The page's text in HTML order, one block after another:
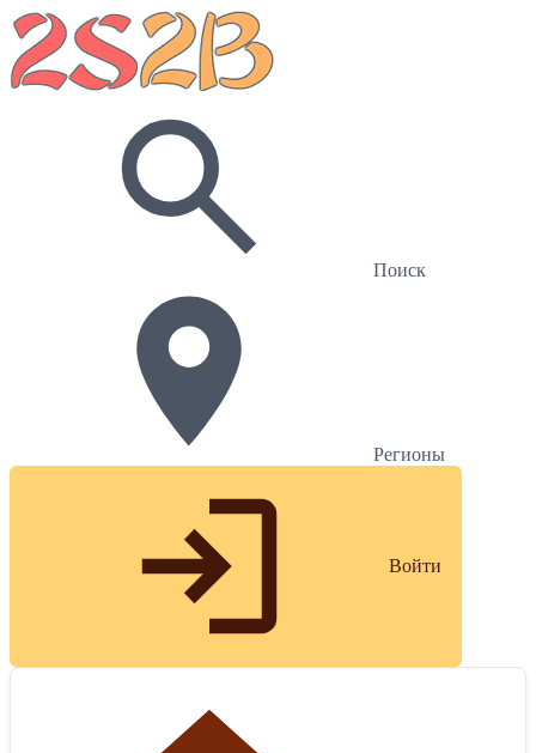
Поиск
Регионы
Войти